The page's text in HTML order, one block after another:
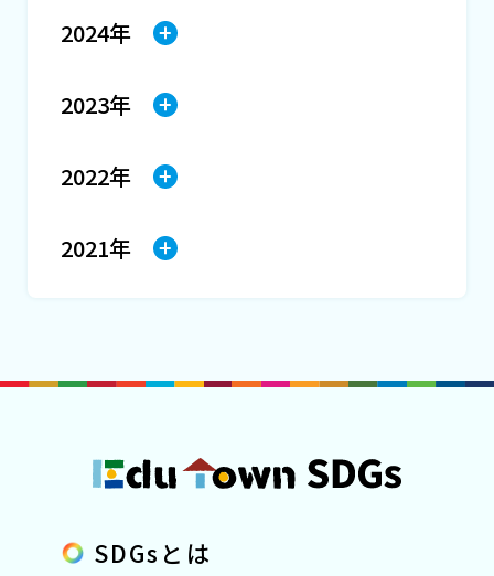
2024年
2023年
2022年
2021年
SDGsとは